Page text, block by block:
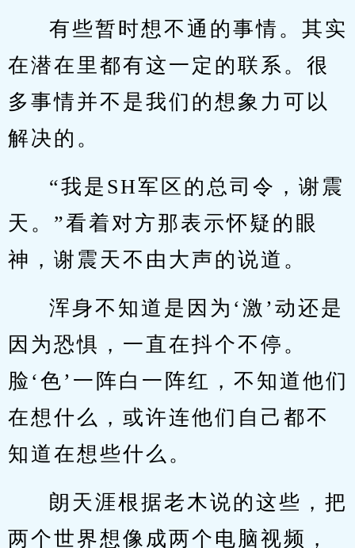
有些暂时想不通的事情。其实
在潜在里都有这一定的联系。很
多事情并不是我们的想象力可以
解决的。
“我是SH军区的总司令，谢震
天。”看着对方那表示怀疑的眼
神，谢震天不由大声的说道。
浑身不知道是因为‘激’动还是
因为恐惧，一直在抖个不停。
脸‘色’一阵白一阵红，不知道他们
在想什么，或许连他们自己都不
知道在想些什么。
朗天涯根据老木说的这些，把
两个世界想像成两个电脑视频，